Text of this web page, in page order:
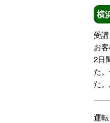
横
受
お
2日
た
た
運